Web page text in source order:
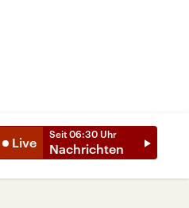
Live
Seit 06:30 Uhr
Nachrichten